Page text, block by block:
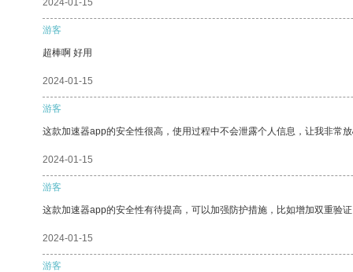
2024-01-15
游客
超棒啊 好用
2024-01-15
游客
这款加速器app的安全性很高，使用过程中不会泄露个人信息，让我非常
2024-01-15
游客
这款加速器app的安全性有待提高，可以加强防护措施，比如增加双重验
2024-01-15
游客